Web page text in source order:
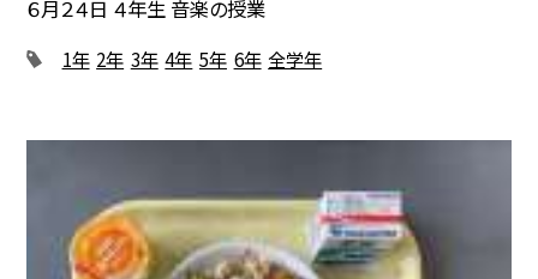
６月２４日 ４年生 音楽の授業
1年 2年 3年 4年 5年 6年 全学年